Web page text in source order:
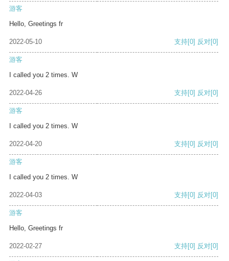
游客
Hello, Greetings fr
2022-05-10 支持[0] 反对[0]
游客
I called you 2 times. W
2022-04-26 支持[0] 反对[0]
游客
I called you 2 times. W
2022-04-20 支持[0] 反对[0]
游客
I called you 2 times. W
2022-04-03 支持[0] 反对[0]
游客
Hello, Greetings fr
2022-02-27 支持[0] 反对[0]